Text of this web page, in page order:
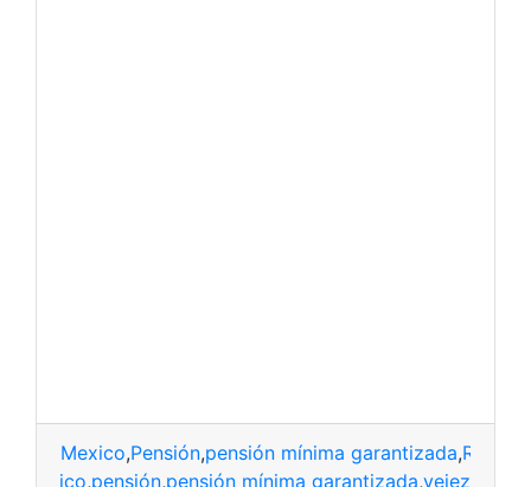
Mexico,Pensión,pensión mínima garantizada,
México,pensión,pensión mínima garantizada,vejez